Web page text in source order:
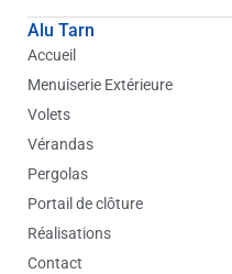
k
Alu Tarn
Accueil
Menuiserie Extérieure
Volets
Vérandas
Pergolas
Portail de clôture
Réalisations
Contact